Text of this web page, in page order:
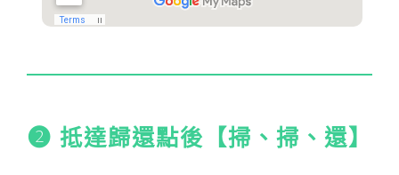
➋ 抵達歸還點後【掃、掃、還】